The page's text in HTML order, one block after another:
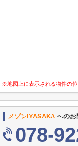
※地図上に表示される物件の位
メゾンIYASAKA へのお
078-